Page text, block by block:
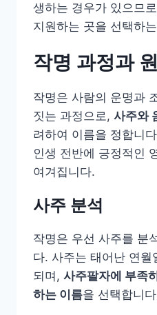
생하는 경우가 있으므
지원하는 곳을 선택하
작명 과정과
작명은 사람의 운명과
짓는 과정으로, 사주와
려하여 이름을 정합니
인생 전반에 긍정적인
여겨집니다.
사주 분석
작명은 우선 사주를 분
다. 사주는 태어난 연월
되며, 사주팔자에 부족
하는 이름을 선택합니